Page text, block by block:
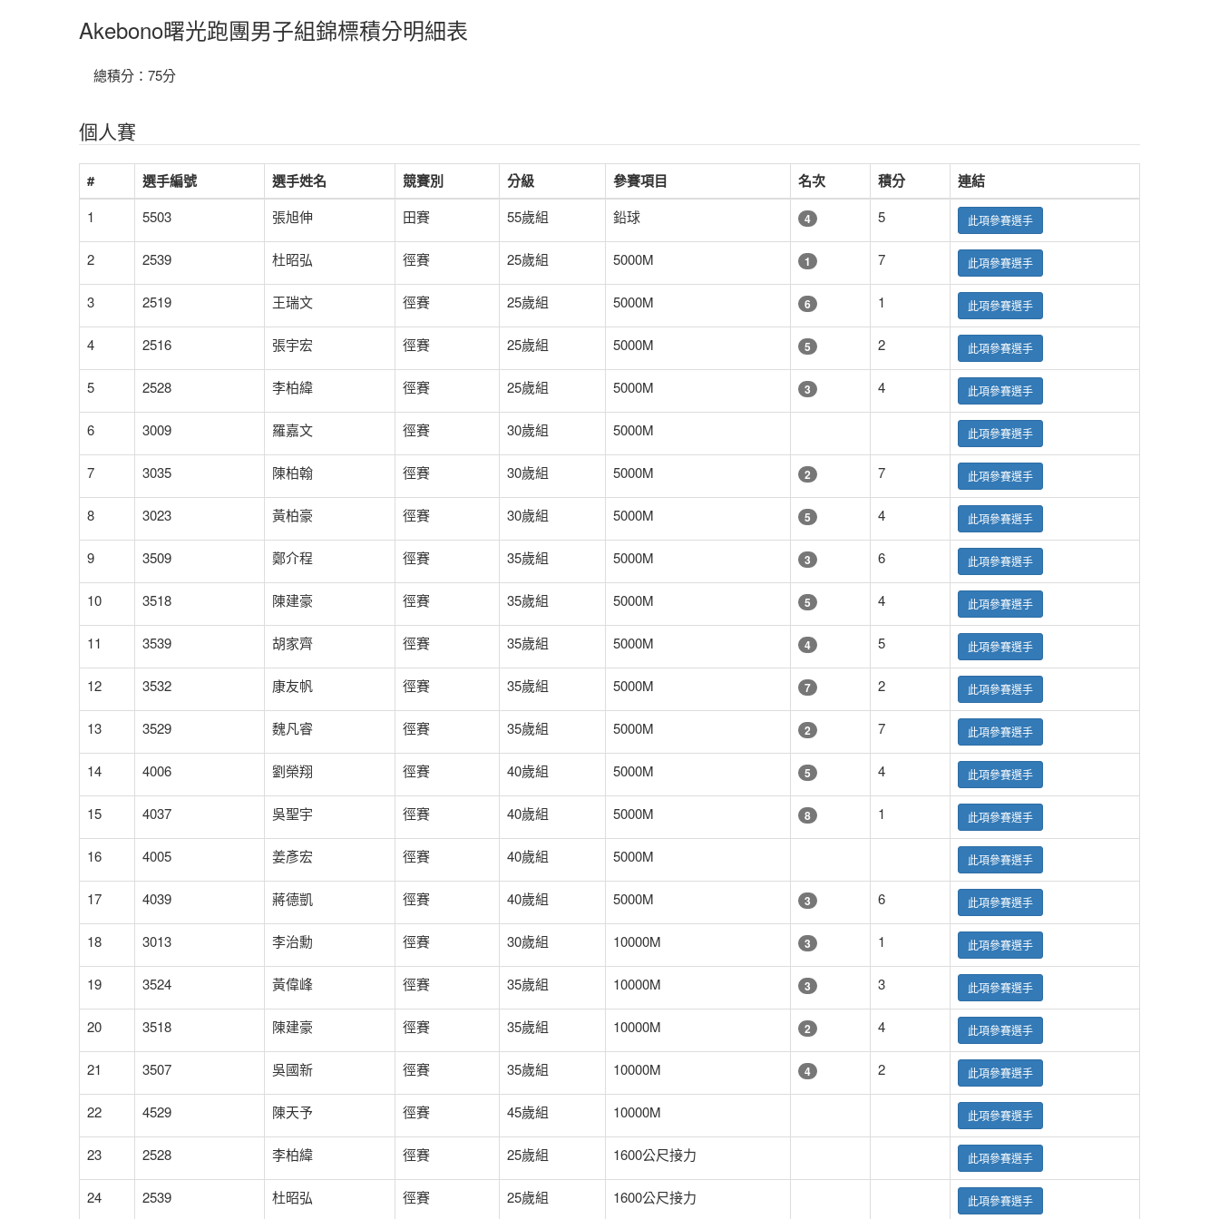
Akebono曙光跑團男子組錦標積分明細表
總積分：75分
個人賽
# 選手編號 選手姓名 競賽別 分級 參賽項目 名次 積分 連結
1 5503 張旭伸 田賽 55歲組 鉛球 4 5 此項參賽選手
2 2539 杜昭弘 徑賽 25歲組 5000M 1 7 此項參賽選手
3 2519 王瑞文 徑賽 25歲組 5000M 6 1 此項參賽選手
4 2516 張宇宏 徑賽 25歲組 5000M 5 2 此項參賽選手
5 2528 李柏緯 徑賽 25歲組 5000M 3 4 此項參賽選手
6 3009 羅嘉文 徑賽 30歲組 5000M 此項參賽選手
7 3035 陳柏翰 徑賽 30歲組 5000M 2 7 此項參賽選手
8 3023 黃柏豪 徑賽 30歲組 5000M 5 4 此項參賽選手
9 3509 鄭介程 徑賽 35歲組 5000M 3 6 此項參賽選手
10 3518 陳建豪 徑賽 35歲組 5000M 5 4 此項參賽選手
11 3539 胡家齊 徑賽 35歲組 5000M 4 5 此項參賽選手
12 3532 康友帆 徑賽 35歲組 5000M 7 2 此項參賽選手
13 3529 魏凡睿 徑賽 35歲組 5000M 2 7 此項參賽選手
14 4006 劉榮翔 徑賽 40歲組 5000M 5 4 此項參賽選手
15 4037 吳聖宇 徑賽 40歲組 5000M 8 1 此項參賽選手
16 4005 姜彥宏 徑賽 40歲組 5000M 此項參賽選手
17 4039 蔣德凱 徑賽 40歲組 5000M 3 6 此項參賽選手
18 3013 李治勳 徑賽 30歲組 10000M 3 1 此項參賽選手
19 3524 黃偉峰 徑賽 35歲組 10000M 3 3 此項參賽選手
20 3518 陳建豪 徑賽 35歲組 10000M 2 4 此項參賽選手
21 3507 吳國新 徑賽 35歲組 10000M 4 2 此項參賽選手
22 4529 陳天予 徑賽 45歲組 10000M 此項參賽選手
23 2528 李柏緯 徑賽 25歲組 1600公尺接力 此項參賽選手
24 2539 杜昭弘 徑賽 25歲組 1600公尺接力 此項參賽選手